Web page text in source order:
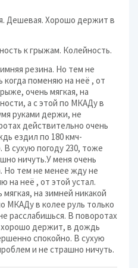
Дешевая. Хорошо держит в
к грыжам. Колейность.
резина. Но тем не
поменяю на неё , от
очень мягкая, на
а с этой по МКАДу в
руками держи, не
действительно очень
ездил по 180 кмч-
сухую погоду 230, тоже
ничуть.У меня очень
Но тем не менее жду не
на неё , от этой устал.
на зимней никакой
МКАДу в колее руль только
расслабишься. В поворотах
держит, в дождь
спокойно. В сухую
и не страшно ничуть.